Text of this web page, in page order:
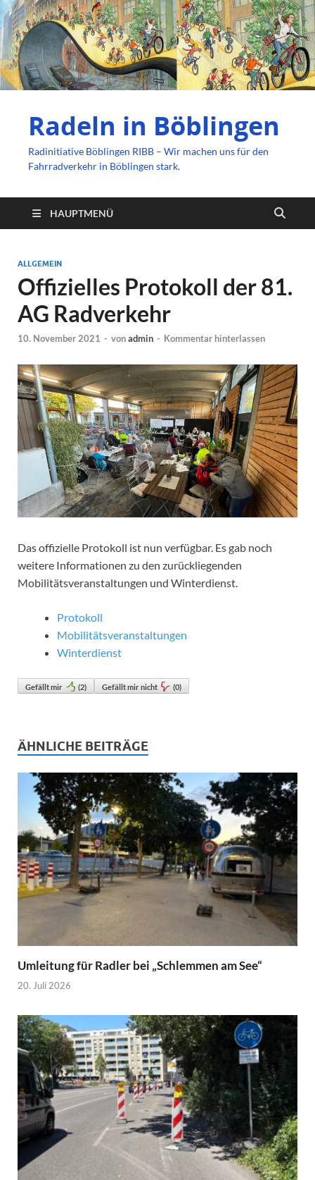
Radeln in Böblingen
Radinitiative Böblingen RIBB – Wir machen uns für den
Fahrradverkehr in Böblingen stark.
HAUPTMENÜ
ALLGEMEIN
Offizielles Protokoll der 81.
AG Radverkehr
10. November 2021 - vonadmin - Kommentar hinterlassen
Das offizielle Protokoll ist nun verfügbar. Es gab noch
weitere Informationen zu den zurückliegenden
Mobilitätsveranstaltungen und Winterdienst.
Protokoll
Mobilitätsveranstaltungen
Winterdienst
Gefällt mir (2) Gefällt mir nicht (0)
ÄHNLICHE BEITRÄGE
Umleitung für Radler bei „Schlemmen am See“
20. Juli 2026